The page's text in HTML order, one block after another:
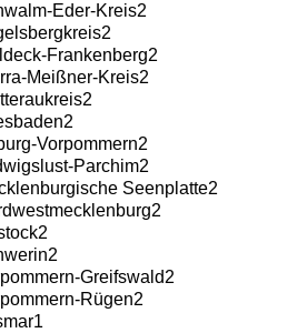
Eder-Kreis2
2
Frankenberg2
Meißner-Kreis2
2
2
Vorpommern2
Parchim2
Seenplatte2
2
2
2
Greifswald2
Rügen2
1